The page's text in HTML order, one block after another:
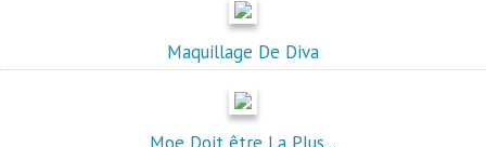
Maquillage De Diva